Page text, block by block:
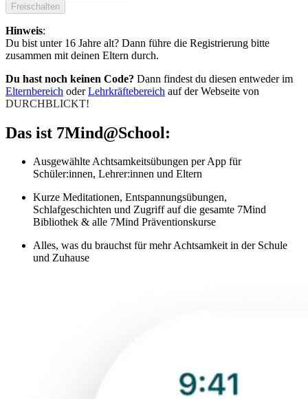
Freischalten
Hinweis:
Du bist unter 16 Jahre alt? Dann führe die Registrierung bitte
zusammen mit deinen Eltern durch.
Du hast noch keinen Code? Dann findest du diesen entweder im
Elternbereich oderLehrkräftebereich auf der Webseite von
DURCHBLICKT!
Das ist 7Mind@School:
Ausgewählte Achtsamkeitsübungen per App für
Schüler:innen, Lehrer:innen und Eltern
Kurze Meditationen, Entspannungsübungen,
Schlafgeschichten und Zugriff auf die gesamte 7Mind
Bibliothek & alle 7Mind Präventionskurse
Alles, was du brauchst für mehr Achtsamkeit in der Schule
und Zuhause